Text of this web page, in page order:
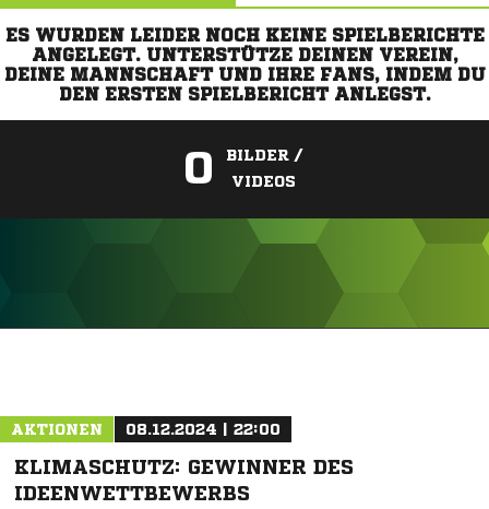
ES WURDEN LEIDER NOCH KEINE SPIELBERICHTE
ANGELEGT. UNTERSTÜTZE DEINEN VEREIN,
DEINE MANNSCHAFT UND IHRE FANS, INDEM DU
DEN ERSTEN SPIELBERICHT ANLEGST.
0
BILDER /
VIDEOS
AKTIONEN 08.12.2024 | 22:00
KLIMASCHUTZ: GEWINNER DES
IDEENWETTBEWERBS